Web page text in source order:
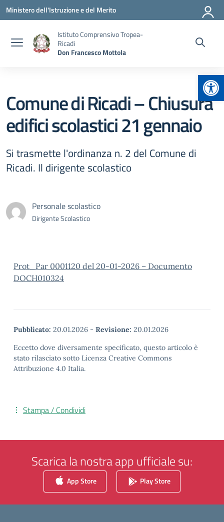
Vai ai contenuti
Vai al menu di navigazione
Vai al footer
Ministero dell'Istruzione e del Merito
Istituto Comprensivo Tropea-
Ricadi
Don Francesco Mottola
Comune di Ricadi – Chiusura
edifici scolastici 21 gennaio
Si trasmette l'ordinanza n. 2 del Comune di
Ricadi. Il dirigente scolastico
Personale scolastico
Dirigente Scolastico
Prot_Par 0001120 del 20-01-2026 – Documento
DOCH010324
Pubblicato: 20.01.2026 - Revisione: 20.01.2026
Eccetto dove diversamente specificato, questo articolo è
stato rilasciato sotto Licenza Creative Commons
Attribuzione 4.0 Italia.
Stampa / Condividi
Scarica la nostra app ufficiale su:
App Store Play Store